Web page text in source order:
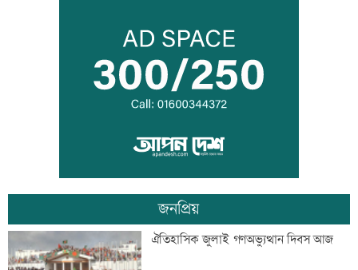
ইউএনওদের মানুষের কল্যাণে কাজ করার
আহবান প্রধানমন্ত্রীর
কালীগঞ্জে ৩ মাদকসেবীকে কারাদণ্ড
স্বেচ্ছাসেবী ফোরামের মাসব্যাপী আবৃত্তি
চিত্রাঙ্কন প্রতিযোগিতা
জনপ্রিয়
ঐতিহাসিক জুলাই গণঅভ্যুত্থান দিবস আজ